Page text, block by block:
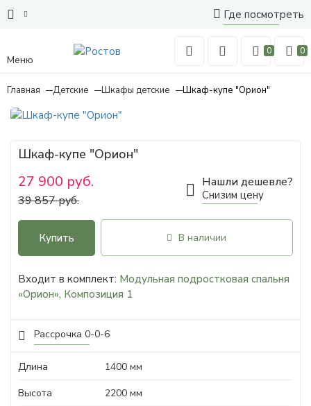
Где посмотреть
Меню
0 0
Главная Детские Шкафы детские Шкаф-купе "Орион"
Рассрочка 0-0-6
Шкаф-купе "Орион"
27 900 руб.
39 857 руб.
Нашли дешевле?
Снизим цену
Купить В наличии
Входит в комплект: Модульная подростковая спальня
«Орион», Композиция 1
Длина
1400 мм
Высота
2200 мм